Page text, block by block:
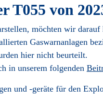
T055 von
möchten wir
Gaswarnanlagen
hier nicht beurteilt.
in unserem folgenden
und -geräte für den